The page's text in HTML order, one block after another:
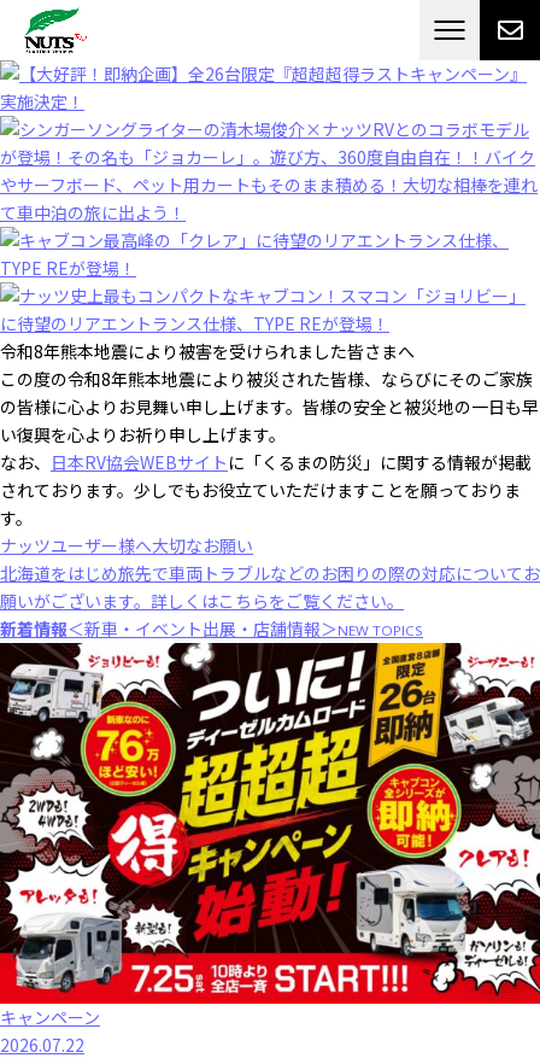
日本最大級のキャンピングカーメーカー
RV[テレビCM放送]
令和8年熊本地震により被害を受けられました皆さまへ
この度の令和8年熊本地震により被災された皆様、ならびにそのご家族
の皆様に心よりお見舞い申し上げます。皆様の安全と被災地の一日も早
い復興を心よりお祈り申し上げます。
なお、 日本RV協会WEBサイト に「くるまの防災」に関する情報が掲載
されております。少しでもお役立ていただけますことを願っておりま
す。
ナッツユーザー様へ大切なお願い
北海道をはじめ旅先で車両トラブルなどのお困りの際の対応についてお
願いがございます。 詳しくはこちらをご覧ください。
新着情報＜新車・イベント出展・店舗情報＞NEW TOPICS
キャンペーン
2026.07.22